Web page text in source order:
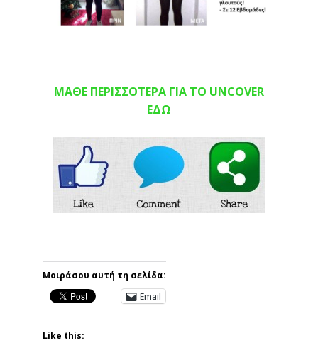
ΜΑΘΕ ΠΕΡΙΣΣΟΤΕΡΑ ΓΙΑ ΤΟ UNCOVER
ΕΔΩ
Μοιράσου αυτή τη σελίδα:
Email
Like this: